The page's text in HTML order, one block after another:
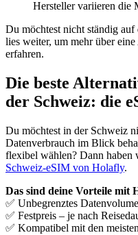
Hersteller variieren die
Du möchtest nicht ständig
lies weiter, um mehr über
erfahren.
Die beste
der Schweiz: die
Du möchtest in der Schweiz
Datenverbrauch im Blick
flexibel wählen? Dann
Schweiz-eSIM von Holafly.
Das sind deine Vorteile mit
✅ Unbegrenztes
✅ Festpreis – je nach
✅ Kompatibel mit den